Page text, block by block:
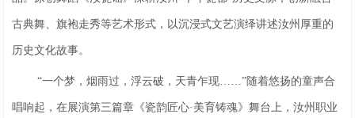
古典舞、旗袍走秀等艺术形式，以沉浸式文艺演绎讲述汝州厚重的
历史文化故事。
“一个梦，烟雨过，浮云破，天青乍现……”随着悠扬的童声合
唱响起，在展演第三篇章《瓷韵匠心·美育铸魂》舞台上，汝州职业